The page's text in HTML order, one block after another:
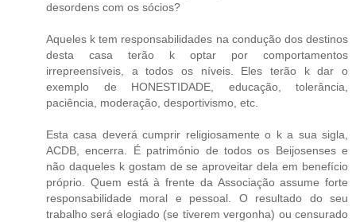
desordens com os sócios?
Aqueles k tem responsabilidades na condução dos destinos
desta casa terão k optar por comportamentos
irrepreensíveis, a todos os níveis. Eles terão k dar o
exemplo de HONESTIDADE, educação, tolerância,
paciência, moderação, desportivismo, etc.
Esta casa deverá cumprir religiosamente o k a sua sigla,
ACDB, encerra. É património de todos os Beijosenses e
não daqueles k gostam de se aproveitar dela em benefício
próprio. Quem está à frente da Associação assume forte
responsabilidade moral e pessoal. O resultado do seu
trabalho será elogiado (se tiverem vergonha) ou censurado